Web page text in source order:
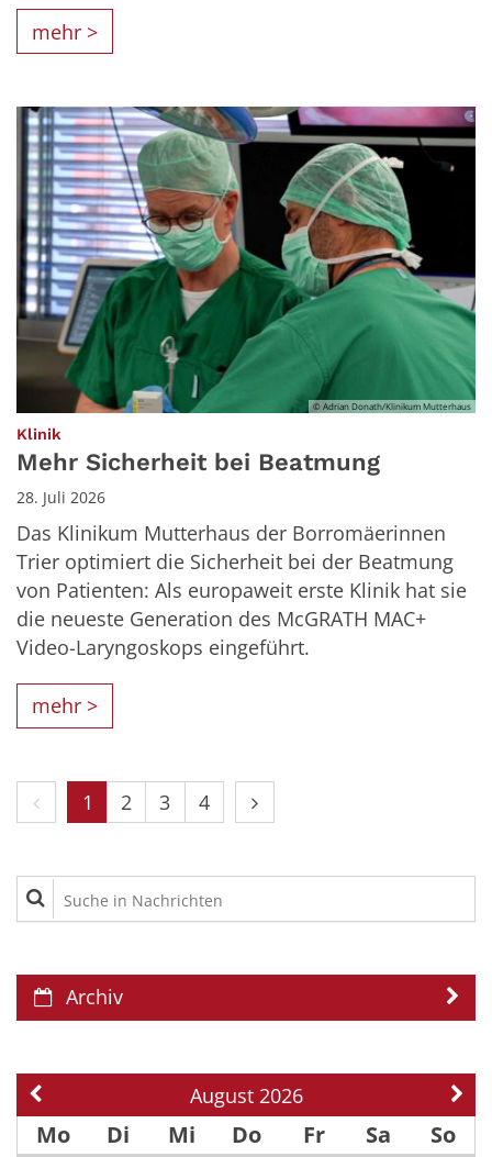
mehr >
© Adrian Donath/Klinikum Mutterhaus
Klinik
Mehr Sicherheit bei Beatmung
28. Juli 2026
Das Klinikum Mutterhaus der Borromäerinnen
Trier optimiert die Sicherheit bei der Beatmung
von Patienten: Als europaweit erste Klinik hat sie
die neueste Generation des McGRATH MAC+
Video-Laryngoskops eingeführt.
mehr >
Vorherige Seite
1 2 3 4 Nächste Seite
Suche in Nachrichten
Archiv
Vorherige Seite August 2026
Mo
Di Mi Do Fr Sa
So